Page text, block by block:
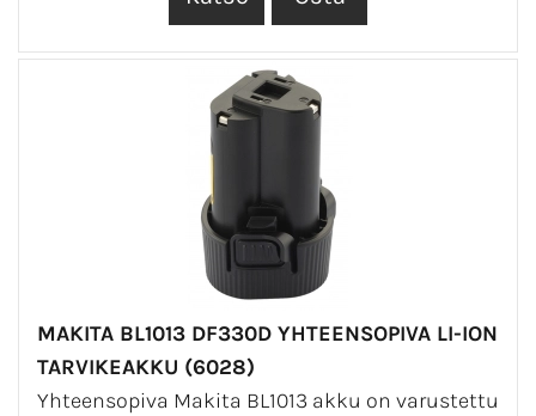
MAKITA BL1013 DF330D YHTEENSOPIVA LI-ION
TARVIKEAKKU (6028)
Yhteensopiva Makita BL1013 akku on varustettu